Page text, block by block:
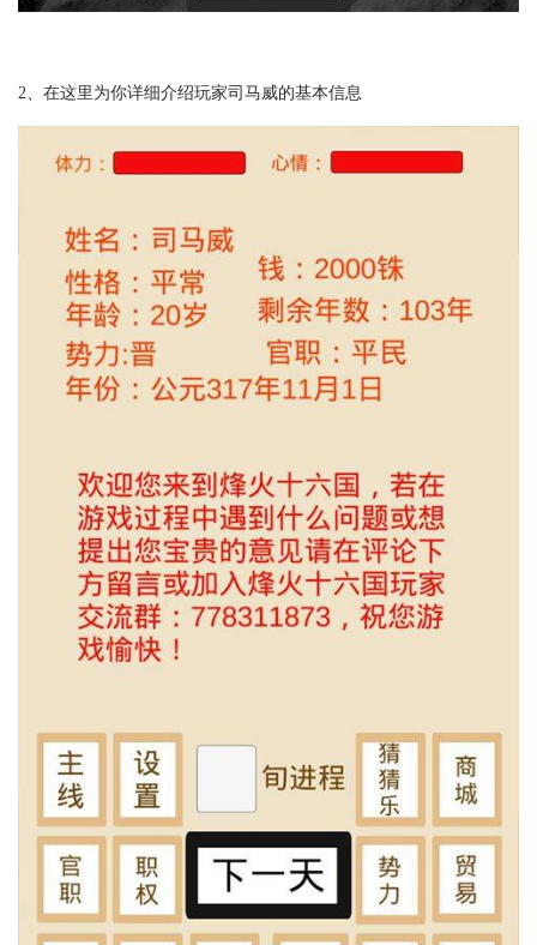
2、在这里为你详细介绍玩家司马威的基本信息